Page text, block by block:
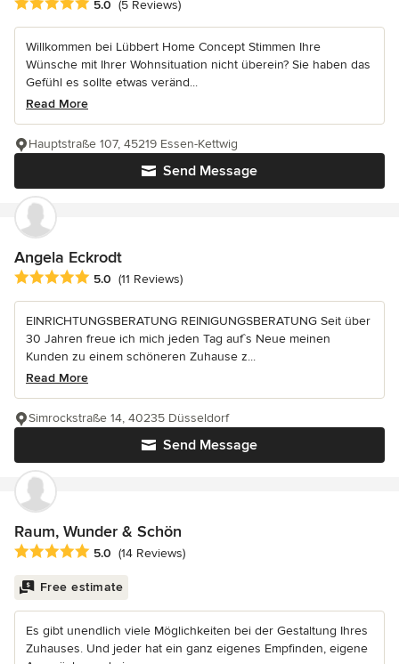
5.0 (5 Reviews)
Willkommen bei Lübbert Home Concept Stimmen Ihre
Wünsche mit Ihrer Wohnsituation nicht überein? Sie haben das
Gefühl es sollte etwas veränd...
Read More
Send Message
Hauptstraße 107, 45219 Essen-Kettwig
Angela Eckrodt
Average rating: 5 out of 5 stars
5.0 (11 Reviews)
EINRICHTUNGSBERATUNG REINIGUNGSBERATUNG Seit über
30 Jahren freue ich mich jeden Tag auf`s Neue meinen
Kunden zu einem schöneren Zuhause z...
Read More
Send Message
Simrockstraße 14, 40235 Düsseldorf
Raum, Wunder & Schön
Average rating: 5 out of 5 stars
5.0 (14 Reviews)
Free estimate
Es gibt unendlich viele Möglichkeiten bei der Gestaltung Ihres
Zuhauses. Und jeder hat ein ganz eigenes Empfinden, eigene